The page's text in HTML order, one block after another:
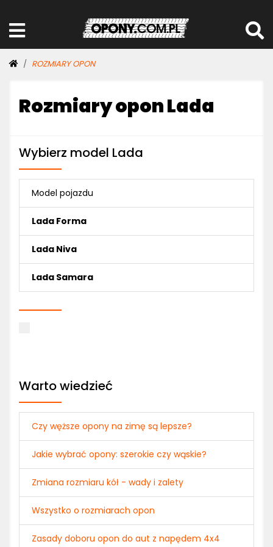
ROZMIARY OPON
Rozmiary opon Lada
Wybierz model Lada
Model pojazdu
Lada Forma
Lada Niva
Lada Samara
Warto wiedzieć
Czy węższe opony na zimę są lepsze?
Jakie wybrać opony: szerokie czy wąskie?
Zmiana rozmiaru kół - wady i zalety
Wszystko o rozmiarach opon
Zasady doboru opon do aut z napędem 4x4